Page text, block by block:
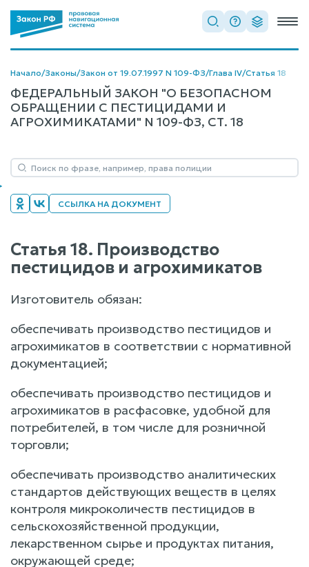
Начало/Законы/Закон от 19.07.1997 N 109-ФЗ/Глава IV/Статья 18
ФЕДЕРАЛЬНЫЙ ЗАКОН "О БЕЗОПАСНОМ
ОБРАЩЕНИИ С ПЕСТИЦИДАМИ И
АГРОХИМИКАТАМИ" N 109-ФЗ, СТ. 18
ССЫЛКА НА ДОКУМЕНТ
Статья 18. Производство
пестицидов и агрохимикатов
Изготовитель обязан:
обеспечивать производство пестицидов и
агрохимикатов в соответствии с нормативной
документацией;
обеспечивать производство пестицидов и
агрохимикатов в расфасовке, удобной для
потребителей, в том числе для розничной
торговли;
обеспечивать производство аналитических
стандартов действующих веществ в целях
контроля микроколичеств пестицидов в
сельскохозяйственной продукции,
лекарственном сырье и продуктах питания,
окружающей среде;